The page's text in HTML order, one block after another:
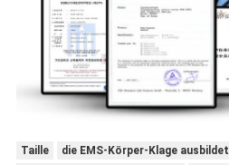
Taille
die EMS-Körper-Klage ausbildet